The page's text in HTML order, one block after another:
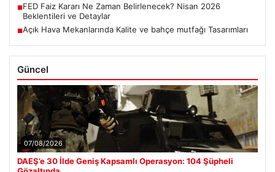
■FED Faiz Kararı Ne Zaman Belirlenecek? Nisan 2026
Beklentileri ve Detaylar
■Açık Hava Mekanlarında Kalite ve bahçe mutfağı Tasarımları
Güncel
07/08/2026
DAEŞ’e 30 İlde Geniş Kapsamlı Operasyon: 104 Şüpheli